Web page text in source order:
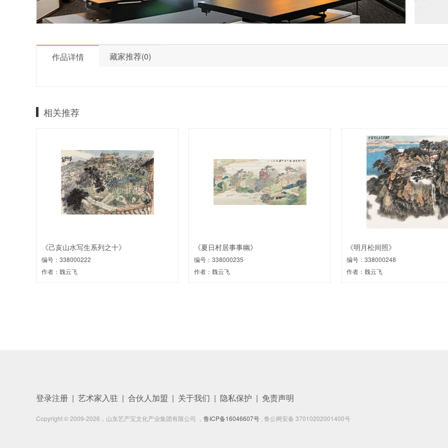
作品详情 藏家推荐(0)
相关推荐
《己亥山水写生系列之十》
编号：338000222
作者：魏云飞
《夏日村居事事幽》
编号：338000235
作者：魏云飞
《明月松间照》
编号：338000248
作者：魏云飞
登录注册 | 艺术家入驻 | 合伙人加盟 | 关于我们 | 隐私保护 | 免责声明
Copyright © 2009-2026 ，山东艺产宝文化产业集团有限公司 ， 鲁ICP备16046607号 , 鲁公网安备 37010202001400号